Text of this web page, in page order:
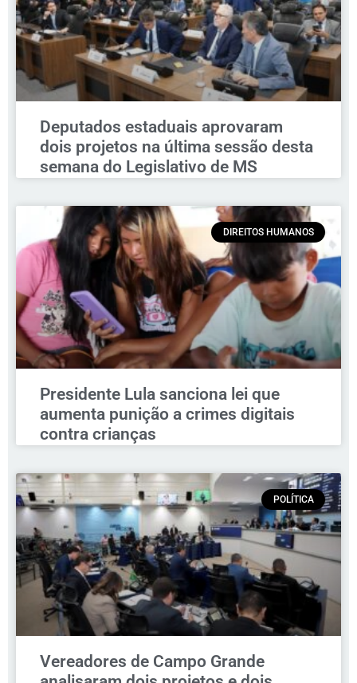
Deputados estaduais aprovaram
dois projetos na última sessão desta
semana do Legislativo de MS
DIREITOS HUMANOS
Presidente Lula sanciona lei que
aumenta punição a crimes digitais
contra crianças
POLÍTICA
Vereadores de Campo Grande